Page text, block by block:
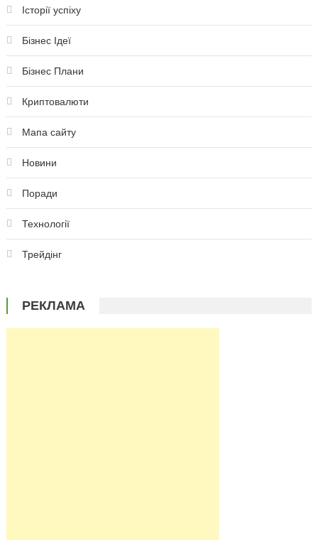
Історії успіху
Бізнес Ідеї
Бізнес Плани
Криптовалюти
Мапа сайту
Новини
Поради
Технології
Трейдінг
РЕКЛАМА